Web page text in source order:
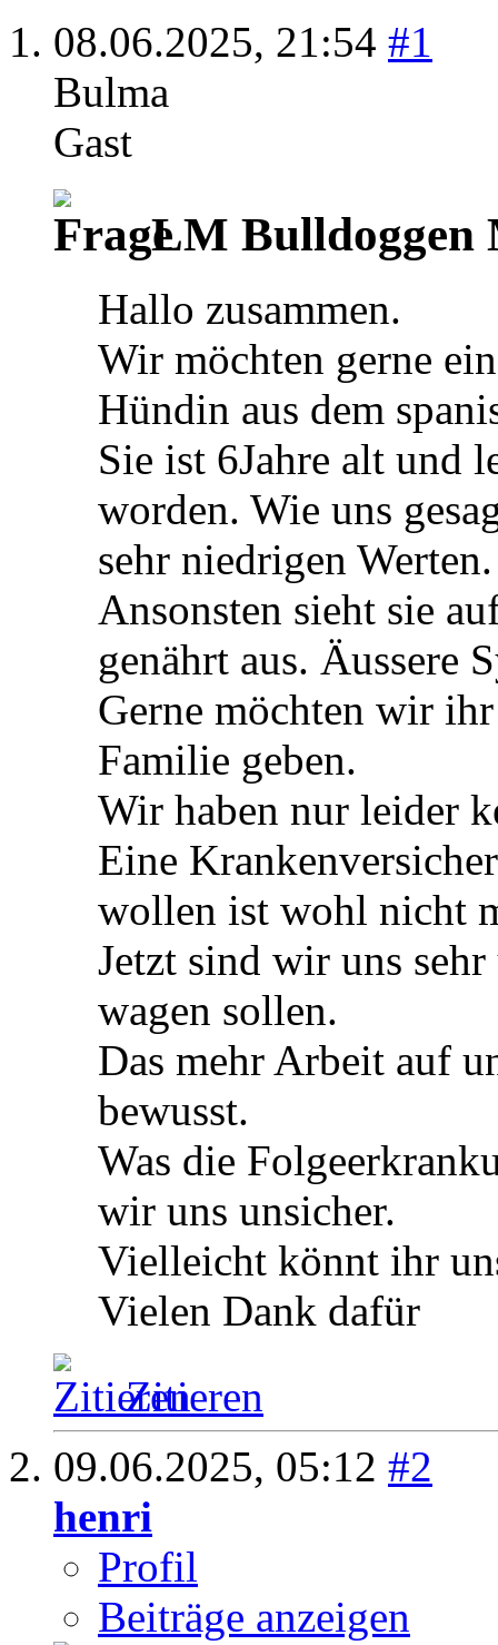
08.06.2025, 21:54 #1
Bulma
Gast
LM Bulldoggen
Hallo zusammen.
Wir möchten gerne
Hündin aus dem
Sie ist 6Jahre alt und
worden. Wie uns
sehr niedrigen Werten.
Ansonsten sieht sie
genährt aus. Äussere
Gerne möchten wir
Familie geben.
Wir haben nur leider
Eine
wollen ist wohl nicht
Jetzt sind wir uns
wagen sollen.
Das mehr Arbeit auf
bewusst.
Was die
wir uns unsicher.
Vielleicht könnt ihr
Vielen Dank dafür
Zitieren
09.06.2025, 05:12 #2
henri
Profil
Beiträge anzeigen